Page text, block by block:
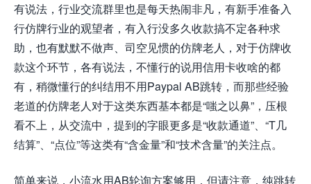
有说法，行业交流群里也是每天热闹非凡，有新手准备入
行仿牌行业的观望者，有入行没多久收款搞不定各种求
助，也有默默不做声、司空见惯的仿牌老人，对于仿牌收
款这个环节，各有说法，不懂行的说用信用卡收啥的都
有，稍微懂行的纠结用不用Paypal AB跳转，而那些经验
老道的仿牌老人对于这类东西基本都是“嗤之以鼻”，压根
看不上，从交流中，提到的字眼更多是“收款通道”、“T几
结算”、“点位”等这类有“含金量”和“技术含量”的关注点。
简单来说，小流水用AB轮询方案够用，但请注意，纯跳转